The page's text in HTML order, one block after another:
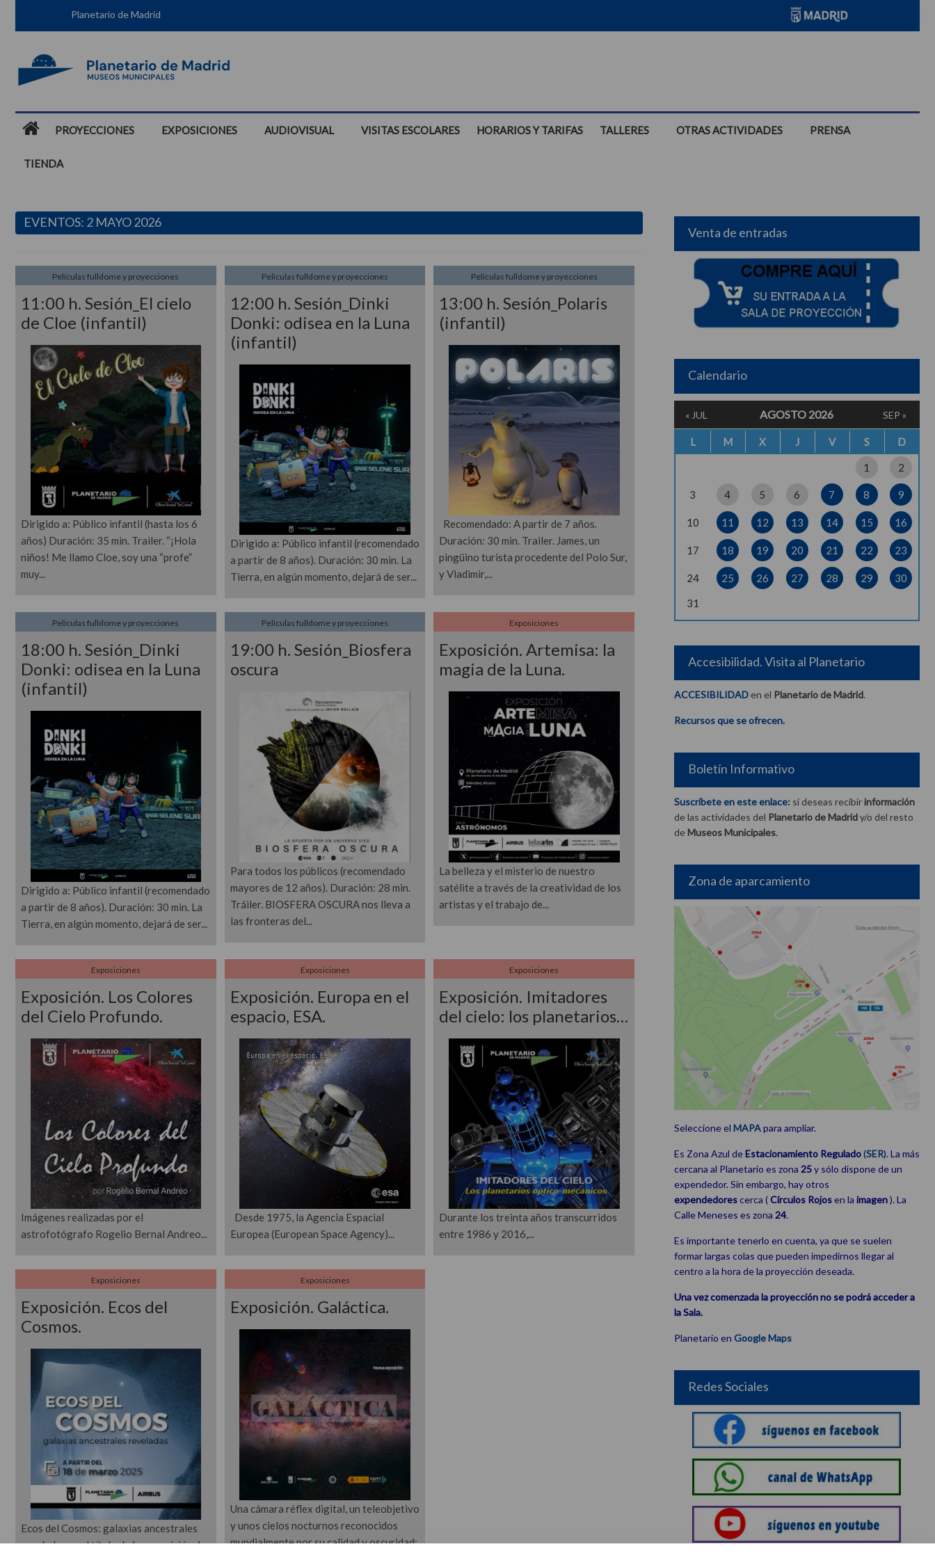
Planetario de Madrid
PROYECCIONES EXPOSICIONES AUDIOVISUAL VISITAS ESCOLARES HORARIOS Y TARIFAS TALLERES OTRAS ACTIVIDADES PRENSA
TIENDA
EVENTOS: 2 MAYO 2026
11:00 h. Sesión_El cielo
de Cloe (infantil)
Películas fulldome y proyecciones
Dirigido a: Público infantil (hasta los 6
años) Duración: 35 min. Trailer. “¡Hola
niños! Me llamo Cloe, soy una “profe”
muy
12:00 h. Sesión_Dinki
Donki: odisea en la Luna
(infantil)
Películas fulldome y proyecciones
Dirigido a: Público infantil (recomendado
a partir de 8 años). Duración: 30 min. La
Tierra, en algún momento, dejará de ser
13:00 h. Sesión_Polaris
(infantil)
Películas fulldome y proyecciones
Recomendado: A partir de 7 años.
Duración: 30 min. Trailer. James, un
pingüino turista procedente del Polo Sur,
y Vladimir,
18:00 h. Sesión_Dinki
Donki: odisea en la Luna
(infantil)
Películas fulldome y proyecciones
Dirigido a: Público infantil (recomendado
a partir de 8 años). Duración: 30 min. La
Tierra, en algún momento, dejará de ser
19:00 h. Sesión_Biosfera
oscura
Películas fulldome y proyecciones
Para todos los públicos (recomendado
mayores de 12 años). Duración: 28 min.
Tráiler. BIOSFERA OSCURA nos lleva a
las fronteras del
Exposición. Artemisa: la
magia de la Luna.
Exposiciones
La belleza y el misterio de nuestro
satélite a través de la creatividad de los
artistas y el trabajo de
Exposición. Los Colores
del Cielo Profundo.
Exposiciones
Imágenes realizadas por el
astrofotógrafo Rogelio Bernal Andreo
Exposición. Europa en el
espacio, ESA.
Exposiciones
Desde 1975, la Agencia Espacial
Europea (European Space Agency)
Exposición. Imitadores
del cielo: los planetarios…
Exposiciones
Durante los treinta años transcurridos
entre 1986 y 2016,
Exposición. Ecos del
Cosmos.
Exposiciones
Ecos del Cosmos: galaxias ancestrales
reveladas es el título de la exposición de
Exposición. Galáctica.
Exposiciones
Una cámara réflex digital, un teleobjetivo
y unos cielos nocturnos reconocidos
mundialmente por su calidad y oscuridad:
Venta de entradas
Calendario
AGOSTO 2026
L M X J V S D
1 2
3 4 5 6 7 8 9
10 11 12 13 14 15 16
17 18 19 20 21 22 23
24 25 26 27 28 29
30
31
« JUL SEP »
Accesibilidad. Visita al Planetario
ACCESIBILIDAD en el Planetario de Madrid.
Recursos que se ofrecen.
Boletín Informativo
Suscríbete en este enlace: si deseas recibirinformación
de las actividades del Planetario de Madridy/o del resto
deMuseos Municipales.
Zona de aparcamiento
Seleccione el MAPApara ampliar.
Es Zona Azul deEstacionamiento Regulado(SER). La más
cercana al Planetario es zona 25y sólo dispone de un
expendedor. Sin embargo, hay otros
expendedorescerca (Círculos Rojosen la imagen). La
Calle Meneses es zona 24.
Es importante tenerlo en cuenta, ya que se suelen
formar largas colas que pueden impedirnos llegar al
centro a la hora de la proyección deseada.
Una vez comenzada la proyección no se podrá acceder a
la Sala.
Planetario en Google Maps
Redes Sociales